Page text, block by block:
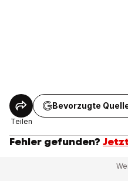
Teilen
Bevorzugte
Fehler gefunden?